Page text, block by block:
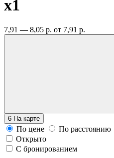
x1
7,91 — 8,05 р. от 7,91 р.
6 На карте
По цене
По расстоянию
Открыто
С бронированием